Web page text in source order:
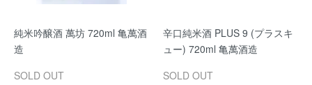
純米吟醸酒 萬坊 720ml 亀萬酒
造
SOLD OUT
辛口純米酒 PLUS 9 (プラスキ
ュー) 720ml 亀萬酒造
SOLD OUT